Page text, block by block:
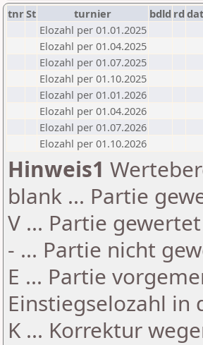
tnrSt turnier bdld rd
Elozahl per 01.01.2025
Elozahl per 01.04.2025
Elozahl per 01.07.2025
Elozahl per 01.10.2025
Elozahl per 01.01.2026
Elozahl per 01.04.2026
Elozahl per 01.07.2026
Elozahl per 01.10.2026
Hinweis1
blank ... Partie
V ... Partie
- ... Partie nicht
E ... Partie
Einstiegselozahl in
K ... Korrektur